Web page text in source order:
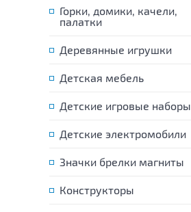
Горки, домики, качели,
палатки
Деревянные игрушки
Детская мебель
Детские игровые наборы
Детские электромобили
Значки брелки магниты
Конструкторы